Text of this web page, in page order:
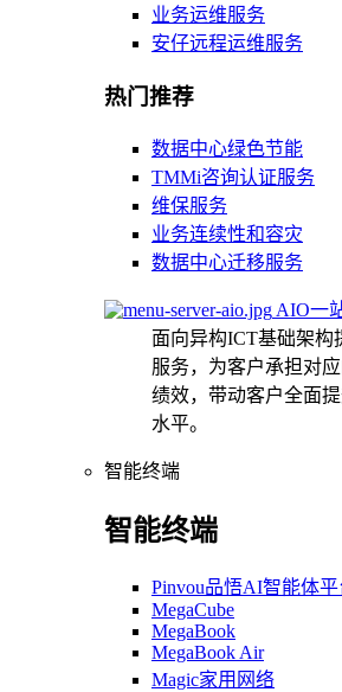
业务运维服务
安仔远程运维服务
热门推荐
数据中心绿色节能
TMMi咨询认证服务
维保服务
业务连续性和容灾
数据中心迁移服务
AIO一
面向异构ICT基础架构
服务，为客户承担对
绩效，带动客户全面
水平。
智能终端
智能终端
Pinvou品悟AI智能体平
MegaCube
MegaBook
MegaBook Air
Magic家用网络